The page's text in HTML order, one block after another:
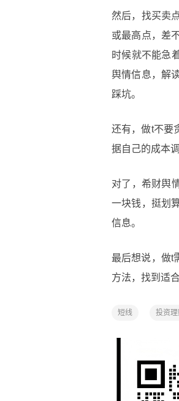
然后，找买卖
或最高点，差
时候就不能急
舆情信息，解
踩坑。
还有，做t不要
据自己的成本
对了，希财舆
一块钱，挺划
信息。
最后想说，做t
方法，找到适
短线 投资